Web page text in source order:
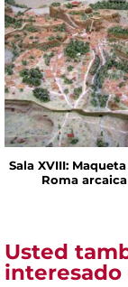
Sala XVIII:
Roma arcaica
Usted
interesado